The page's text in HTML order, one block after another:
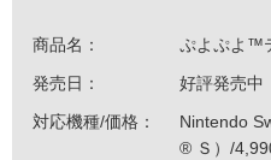
商品名：
ぷよぷよ™
発売日：
好評発売中
対応機種/価格：
Nintendo
® Ｓ）/